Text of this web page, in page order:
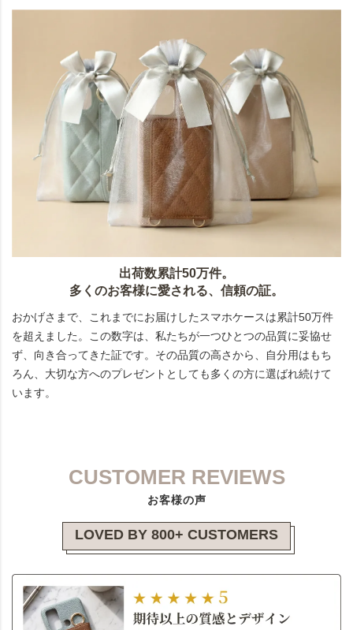
出荷数累計50万件。
多くのお客様に愛される、信頼の証。
おかげさまで、これまでにお届けしたスマホケースは累計50万件
を超えました。この数字は、私たちが一つひとつの品質に妥協せ
ず、向き合ってきた証です。その品質の高さから、自分用はもち
ろん、大切な方へのプレゼントとしても多くの方に選ばれ続けて
います。
CUSTOMER REVIEWS
お客様の声
LOVED BY 800+ CUSTOMERS